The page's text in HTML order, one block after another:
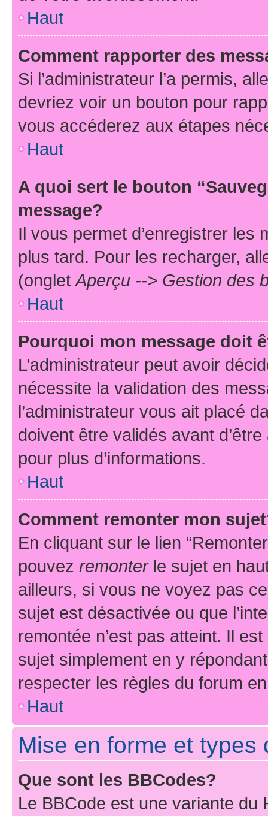
Haut
Comment rapporter des
Si l’administrateur l’a permis,
devriez voir un bouton pour
vous accéderez aux étapes
Haut
A quoi sert le bouton
message?
Il vous permet d’enregistrer
plus tard. Pour les recharger,
(ongletAperçu --> Gestion des
Haut
Pourquoi mon message doit
L’administrateur peut avoir
nécessite la validation des
l’administrateur vous ait placé
doivent être validés avant
pour plus d’informations.
Haut
Comment remonter mon
En cliquant sur le lien
pouvez remonterle sujet en
ailleurs, si vous ne voyez pas
sujet est désactivée ou que
remontée n’est pas atteint. Il
sujet simplement en y
respecter les règles du forum
Haut
Mise en forme et types
Que sont les BBCodes?
Le BBCode est une variante du